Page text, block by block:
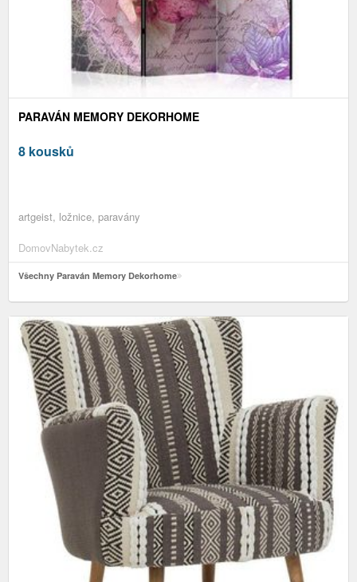
PARAVÁN MEMORY DEKORHOME
8 kousků
artgeist, ložnice, paravány
DomovNabytek.cz
Všechny Paraván Memory Dekorhome